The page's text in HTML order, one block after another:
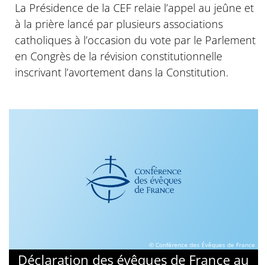
La Présidence de la CEF relaie l’appel au jeûne et
à la prière lancé par plusieurs associations
catholiques à l’occasion du vote par le Parlement
en Congrès de la révision constitutionnelle
inscrivant l’avortement dans la Constitution.
© Conférence des Évêques de France
Déclaration des évêques de France au